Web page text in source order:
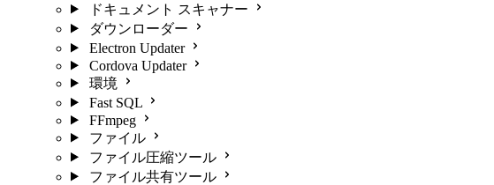
ドキュメント スキャナー
ダウンローダー
Electron Updater
Cordova Updater
環境
Fast SQL
FFmpeg
ファイル
ファイル圧縮ツール
ファイル共有ツール